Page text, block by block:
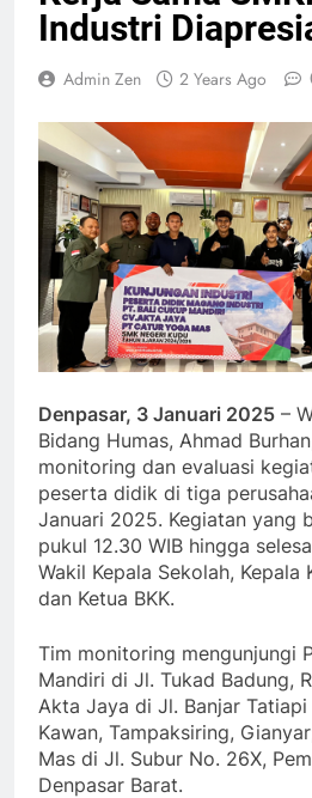
Industri
Admin Zen 2 Years Ago
Denpasar, 3 Januari 2025 –
Bidang Humas, Ahmad
monitoring dan evaluasi
peserta didik di tiga
Januari 2025. Kegiatan yang
pukul 12.30 WIB hingga
Wakil Kepala Sekolah, Kepala
dan Ketua BKK.
Tim monitoring mengunjungi
Mandiri di Jl. Tukad Badung,
Akta Jaya di Jl. Banjar
Kawan, Tampaksiring,
Mas di Jl. Subur No. 26X,
Denpasar Barat.